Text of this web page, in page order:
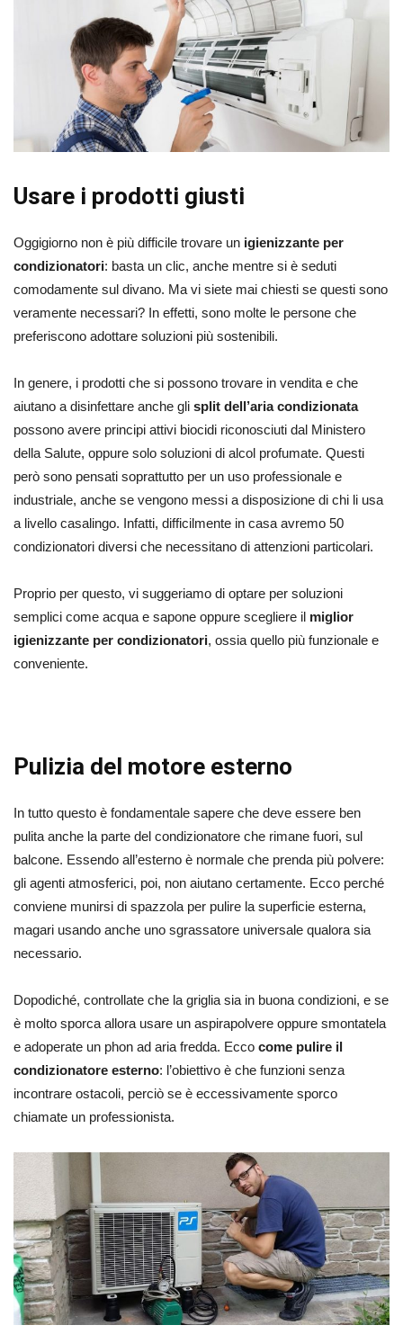
Usare i prodotti giusti
Oggigiorno non è più difficile trovare un igienizzante per
condizionatori: basta un clic, anche mentre si è seduti
comodamente sul divano. Ma vi siete mai chiesti se questi sono
veramente necessari? In effetti, sono molte le persone che
preferiscono adottare soluzioni più sostenibili.
In genere, i prodotti che si possono trovare in vendita e che
aiutano a disinfettare anche gli split dell’aria condizionata
possono avere principi attivi biocidi riconosciuti dal Ministero
della Salute, oppure solo soluzioni di alcol profumate. Questi
però sono pensati soprattutto per un uso professionale e
industriale, anche se vengono messi a disposizione di chi li usa
a livello casalingo. Infatti, difficilmente in casa avremo 50
condizionatori diversi che necessitano di attenzioni particolari.
Proprio per questo, vi suggeriamo di optare per soluzioni
semplici come acqua e sapone oppure scegliere il miglior
igienizzante per condizionatori, ossia quello più funzionale e
conveniente.
Pulizia del motore esterno
In tutto questo è fondamentale sapere che deve essere ben
pulita anche la parte del condizionatore che rimane fuori, sul
balcone. Essendo all’esterno è normale che prenda più polvere:
gli agenti atmosferici, poi, non aiutano certamente. Ecco perché
conviene munirsi di spazzola per pulire la superficie esterna,
magari usando anche uno sgrassatore universale qualora sia
necessario.
Dopodiché, controllate che la griglia sia in buona condizioni, e se
è molto sporca allora usare un aspirapolvere oppure smontatela
e adoperate un phon ad aria fredda. Ecco come pulire il
condizionatore esterno: l’obiettivo è che funzioni senza
incontrare ostacoli, perciò se è eccessivamente sporco
chiamate un professionista.